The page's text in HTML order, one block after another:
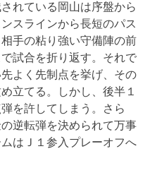
れている岡山は序盤から
スラインから長短のパス
手の粘り強い守備陣の前
試合を折り返す。それで
よく先制点を挙げ、その
立てる。しかし、後半１
を許してしまう。さら
逆転弾を決められて万事
はＪ１参入プレーオフへ